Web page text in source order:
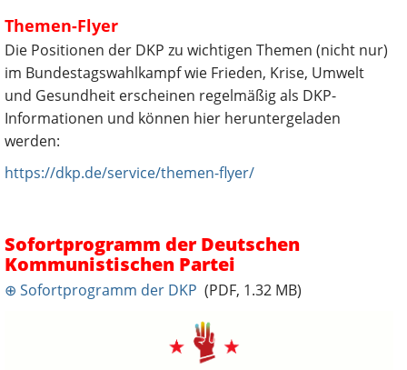
Themen-Flyer
Die Positionen der DKP zu wichtigen Themen (nicht nur)
im Bundestagswahlkampf wie Frieden, Krise, Umwelt
und Gesundheit erscheinen regelmäßig als DKP-
Informationen und können hier heruntergeladen
werden:
https://dkp.de/service/themen-flyer/
Sofortprogramm der Deutschen
Kommunistischen Partei
⊕ Sofortprogramm der DKP (PDF, 1.32 MB)